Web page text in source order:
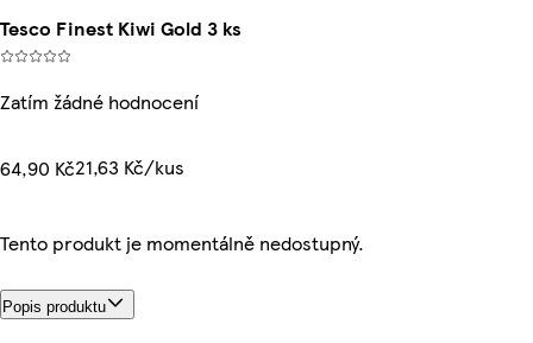
Tesco Finest Kiwi Gold 3 ks
Zatím žádné hodnocení
64,90 Kč21,63 Kč/kus
Tento produkt je momentálně nedostupný.
Popis produktu